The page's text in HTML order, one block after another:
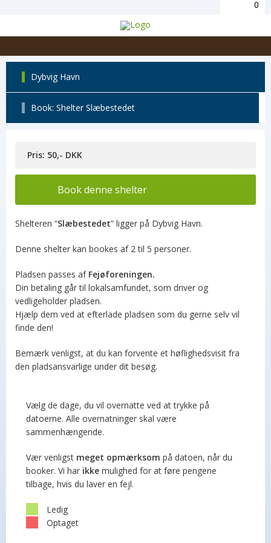
0
Dybvig Havn
Book: Shelter Slæbestedet
Pris: 50,- DKK
Book denne shelter
Shelteren “Slæbestedet” ligger på Dybvig Havn.
Denne shelter kan bookes af 2 til 5 personer.
Pladsen passes af Fejøforeningen.
Din betaling går til lokalsamfundet, som driver og
vedligeholder pladsen.
Hjælp dem ved at efterlade pladsen som du gerne selv vil
finde den!
Bemærk venligst, at du kan forvente et høflighedsvisit fra
den pladsansvarlige under dit besøg.
Vælg de dage, du vil overnatte ved at trykke på
datoerne. Alle overnatninger skal være
sammenhængende.
Vær venligst meget opmærksom på datoen, når du
booker. Vi har ikke mulighed for at føre pengene
tilbage, hvis du laver en fejl.
Ledig
Optaget